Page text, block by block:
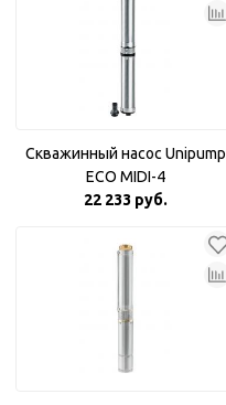
Скважинный насос Unipump
ECO MIDI-4
22 233 руб.